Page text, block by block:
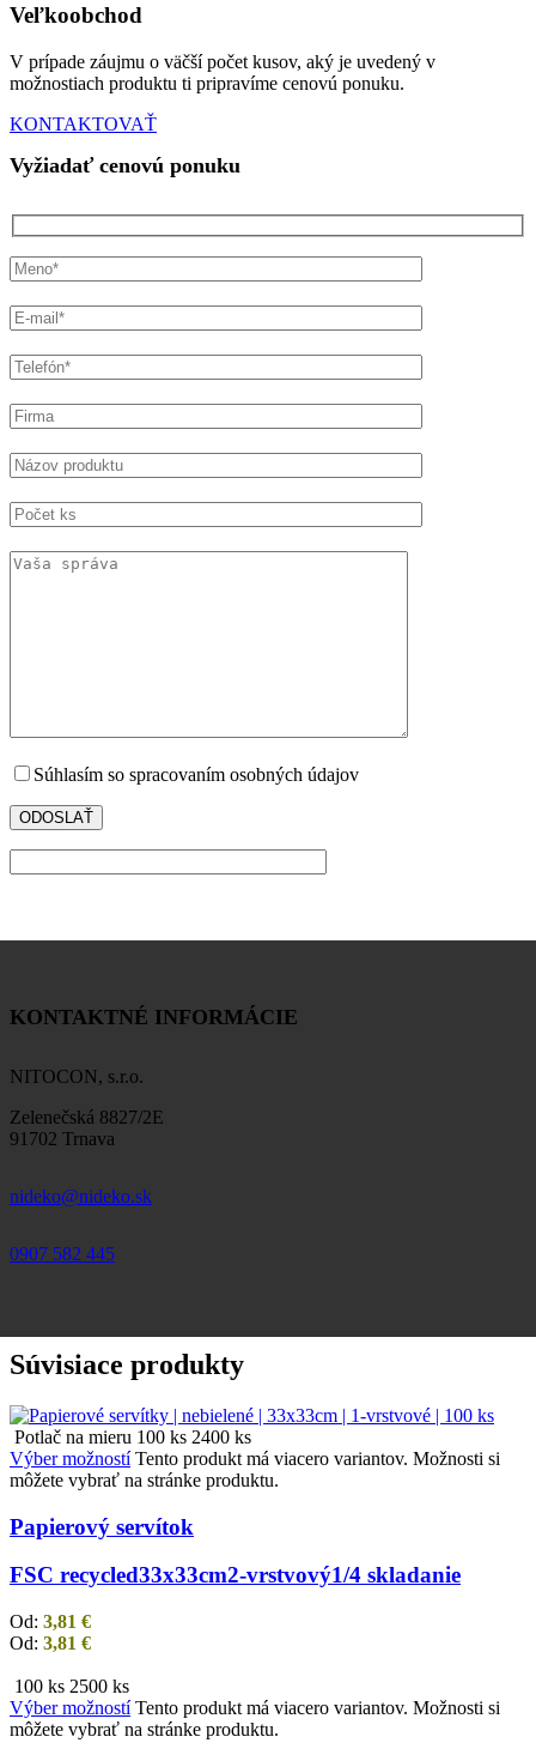
Veľkoobchod
V prípade záujmu o väčší počet kusov, aký je uvedený v
možnostiach produktu ti pripravíme cenovú ponuku.
KONTAKTOVAŤ
Vyžiadať cenovú ponuku
Súhlasím so spracovaním osobných údajov
KONTAKTNÉ INFORMÁCIE
NITOCON, s.r.o.
Zelenečská 8827/2E
91702 Trnava
nideko@nideko.sk
0907 582 445
Súvisiace produkty
Potlač na mieru 100 ks 2400 ks
Výber možností Tento produkt má viacero variantov. Možnosti si
môžete vybrať na stránke produktu.
Papierový servítok
FSC recycled33x33cm2-vrstvový1/4 skladanie
Od: 3,81 €
Od: 3,81 €
100 ks 2500 ks
Výber možností Tento produkt má viacero variantov. Možnosti si
môžete vybrať na stránke produktu.